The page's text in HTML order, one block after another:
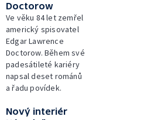
Doctorow
Ve věku 84 let zemřel
americký spisovatel
Edgar Lawrence
Doctorow. Během své
padesátileté kariéry
napsal deset románů
a řadu povídek.
Nový interiér